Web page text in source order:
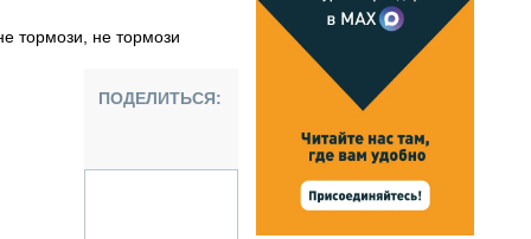
ТЕХНИКА
ТЕХНИКА
тормози, не тормози
ПОДЕЛИТЬСЯ: